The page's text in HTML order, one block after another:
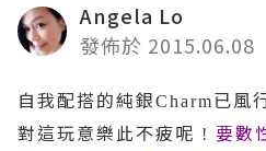
Angela Lo
發佈於 2015.06.08
自我配搭的純銀Charm已風
對這玩意樂此不疲呢 ! 要數